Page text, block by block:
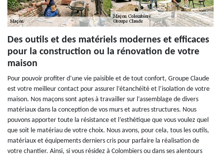
Des outils et des matériels modernes et efficaces
pour la construction ou la rénovation de votre
maison
Pour pouvoir profiter d’une vie paisible et de tout confort, Groupe Claude
est votre meilleur contact pour assurer l’étanchéité et l’isolation de votre
maison. Nos maçons sont aptes à travailler sur l’assemblage de divers
matériaux dans la conception de vos murs et autres structures. Nous
pouvons apporter toute la résistance et l’esthétique que vous voulez quel
que soit le matériau de votre choix. Nous avons, pour cela, tous les outils,
matériaux et équipements derniers cris pour parfaire la réalisation de
votre chantier. Ainsi, si vous résidez à Colombiers ou dans ses alentours